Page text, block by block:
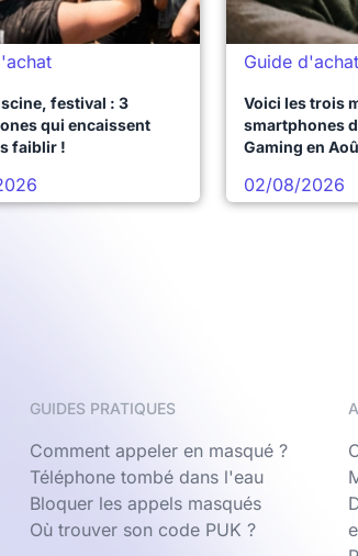
festival : 3
qui encaissent
faiblir !
Guide d'achat
Voici les trois
smartphones
Gaming en
02/08/2026
GUIDES PRATIQUES
Comment appeler en masqué ?
Téléphone tombé dans l'eau
Bloquer les appels masqués
Où trouver son code PUK ?